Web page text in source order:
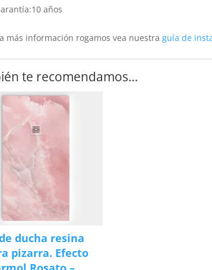
años
más información rogamos vea nuestraguía de
te recomendamos…
ducha resina
pizarra. Efecto